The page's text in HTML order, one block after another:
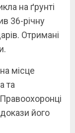
на ґрунті
36-річну
Отримані
місце
та
Правоохоронці
його